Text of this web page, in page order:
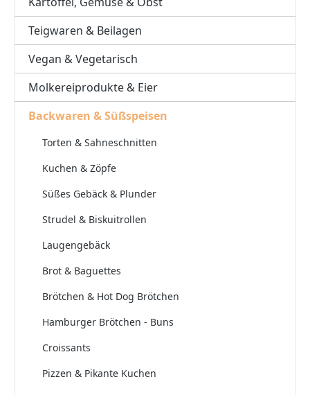
Teigwaren & Beilagen
Vegan & Vegetarisch
Molkereiprodukte & Eier
Backwaren & Süßspeisen
Torten & Sahneschnitten
Kuchen & Zöpfe
Süßes Gebäck & Plunder
Strudel & Biskuitrollen
Laugengebäck
Brot & Baguettes
Brötchen & Hot Dog Brötchen
Hamburger Brötchen - Buns
Croissants
Pizzen & Pikante Kuchen